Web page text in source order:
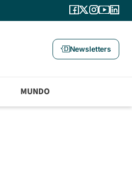
Newsletters
MUNDO